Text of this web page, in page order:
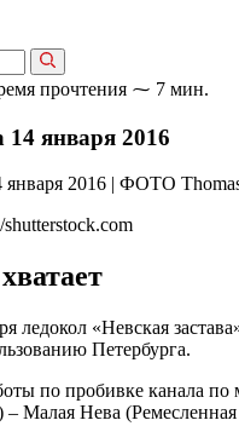
прочтения ⁓ 7 мин.
14 января 2016
ледокол «Невская
Петербурга.
по пробивке канала
– Малая Нева